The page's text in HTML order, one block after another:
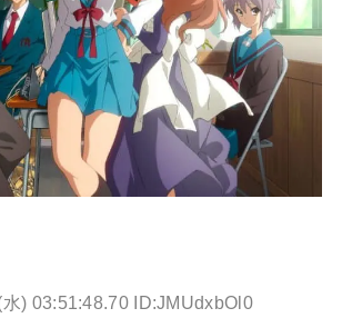
) 03:51:48.70 ID:JMUdxbOl0